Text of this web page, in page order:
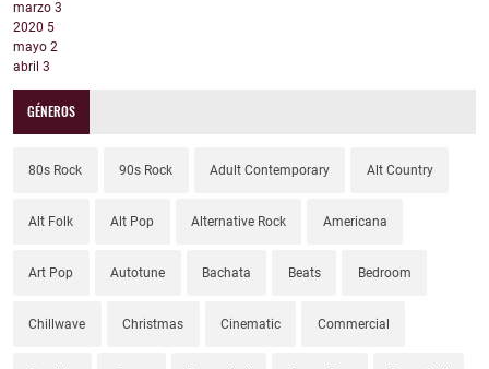
marzo 3
2020 5
mayo 2
abril 3
GÉNEROS
80s Rock 90s Rock Adult Contemporary Alt Country
Alt Folk Alt Pop Alternative Rock Americana
Art Pop Autotune Bachata Beats Bedroom
Chillwave Christmas Cinematic Commercial